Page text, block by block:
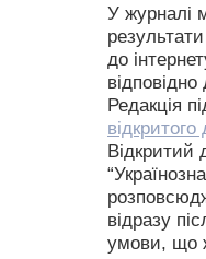
У журналі
до
відповідно
Редакція
Відкритий
відразу
умови, що